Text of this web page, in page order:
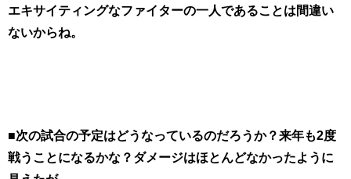
エキサイティングなファイターの一人であることは間違い
ないからね。
■次の試合の予定はどうなっているのだろうか？来年も2度
戦うことになるかな？ダメージはほとんどなかったように